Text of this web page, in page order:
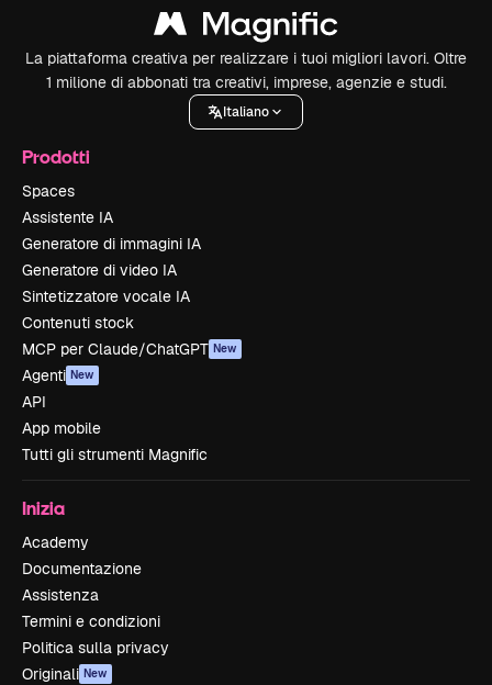
La piattaforma creativa per realizzare i tuoi migliori lavori. Oltre
1 milione di abbonati tra creativi, imprese, agenzie e studi.
Italiano
Prodotti
Spaces
Assistente IA
Generatore di immagini IA
Generatore di video IA
Sintetizzatore vocale IA
Contenuti stock
MCP per Claude/ChatGPT New
Agenti New
API
App mobile
Tutti gli strumenti Magnific
Inizia
Academy
Documentazione
Assistenza
Termini e condizioni
Politica sulla privacy
Originali New